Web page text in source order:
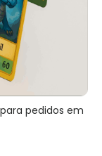
pedidos em